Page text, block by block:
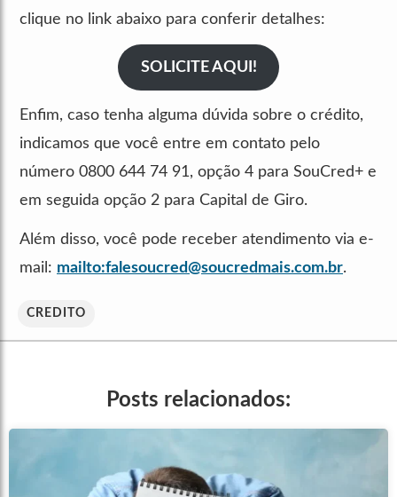
clique no link abaixo para conferir detalhes:
SOLICITE AQUI!
Enfim, caso tenha alguma dúvida sobre o crédito,
indicamos que você entre em contato pelo
número 0800 644 74 91, opção 4 para SouCred+ e
em seguida opção 2 para Capital de Giro.
Além disso, você pode receber atendimento via e-
mail: mailto:falesoucred@soucredmais.com.br.
CREDITO
Posts relacionados: